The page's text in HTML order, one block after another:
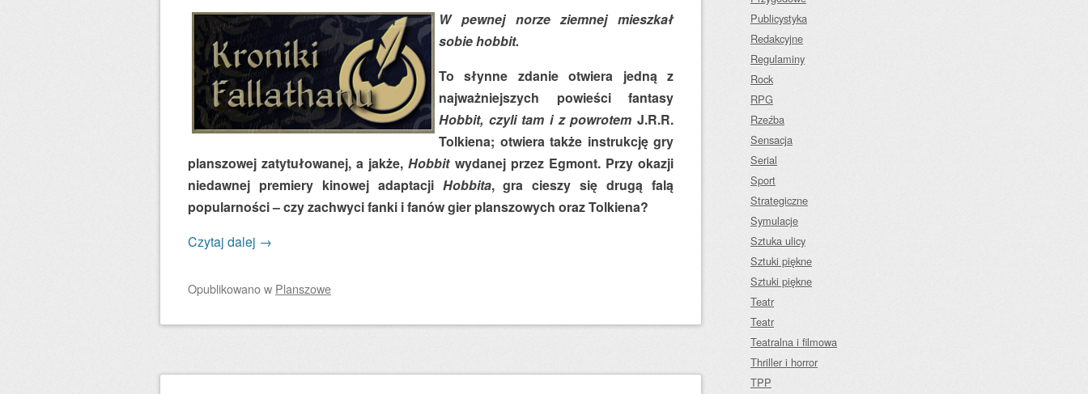
W pewnej norze ziemnej mieszkał
sobie hobbit.
To słynne zdanie otwiera jedną z
najważniejszych powieści fantasy
Hobbit, czyli tam i z powrotem J.R.R.
Tolkiena; otwiera także instrukcję gry
planszowej zatytułowanej, a jakże,Hobbitwydanej przez Egmont. Przy okazji
niedawnej premiery kinowej adaptacji Hobbita, gra cieszy się drugą falą
popularności – czy zachwyci fanki i fanów gier planszowych oraz Tolkiena?
Czytaj dalej →
Opublikowanow Planszowe
Publicystyka
Redakcyjne
Regulaminy
Rock
RPG
Rzeźba
Sensacja
Serial
Sport
Strategiczne
Symulacje
Sztuka ulicy
Sztuki piękne
Sztuki piękne
Teatr
Teatr
Teatralna i filmowa
Thriller i horror
TPP